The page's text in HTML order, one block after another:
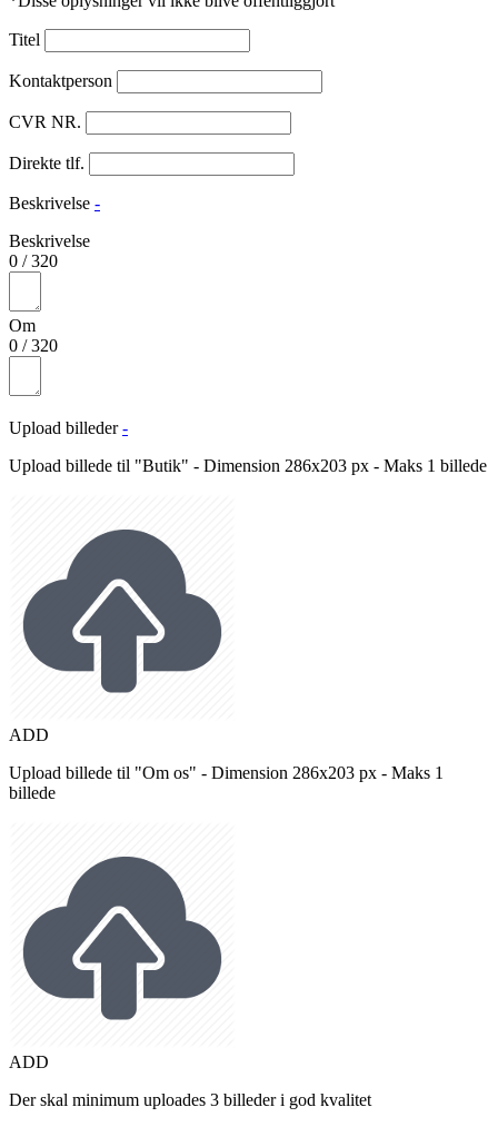
Titel
Kontaktperson
CVR NR.
Direkte tlf.
Beskrivelse -
Beskrivelse
0 /320
Om
0 /320
Upload billeder -
Upload billede til "Butik" - Dimension 286x203 px - Maks 1 billede
ADD
Upload billede til "Om os" - Dimension 286x203 px - Maks 1
billede
ADD
Der skal minimum uploades 3 billeder i god kvalitet